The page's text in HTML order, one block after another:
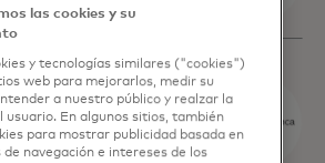
las cookies y su
y tecnologías similares ("cookies")
web para mejorarlos, medir su
a nuestro público y realzar la
usuario. En algunos sitios, también
para mostrar publicidad basada en
de navegación e intereses de los